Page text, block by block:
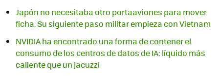
Japón no necesitaba otro portaaviones para mover
ficha. Su siguiente paso militar empieza con Vietnam
NVIDIA ha encontrado una forma de contener el
consumo de los centros de datos de IA: líquido más
caliente que un jacuzzi